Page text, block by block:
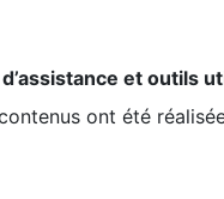
et outils
ont été